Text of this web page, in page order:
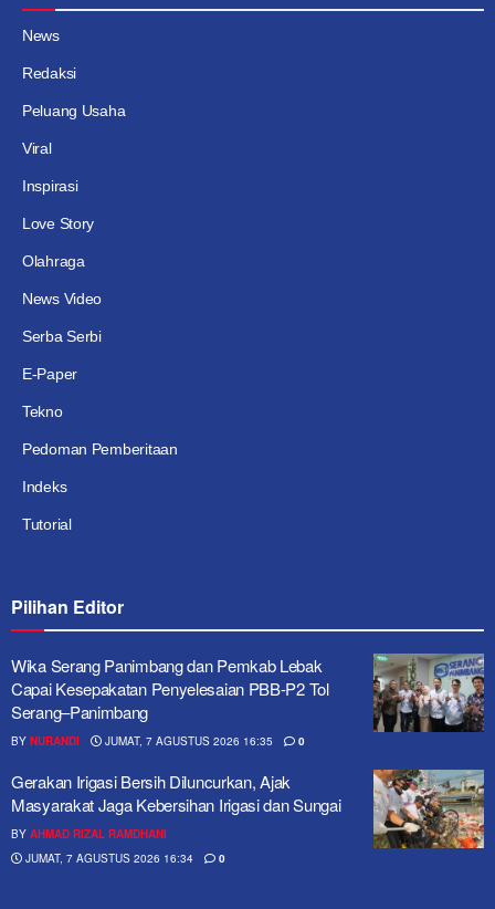
News
Redaksi
Peluang Usaha
Viral
Inspirasi
Love Story
Olahraga
News Video
Serba Serbi
E-Paper
Tekno
Pedoman Pemberitaan
Indeks
Tutorial
Pilihan Editor
Wika Serang Panimbang dan Pemkab Lebak
Capai Kesepakatan Penyelesaian PBB-P2 Tol
Serang–Panimbang
BY NURANDI JUMAT, 7 AGUSTUS 2026 16:35 0
Gerakan Irigasi Bersih Diluncurkan, Ajak
Masyarakat Jaga Kebersihan Irigasi dan Sungai
BY AHMAD RIZAL RAMDHANI
JUMAT, 7 AGUSTUS 2026 16:34
0